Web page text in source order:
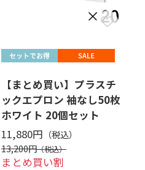
【まとめ買い】プラスチ
ックエプロン 袖なし50枚
ホワイト 20個セット
11,880円
13,200円
まとめ買い割